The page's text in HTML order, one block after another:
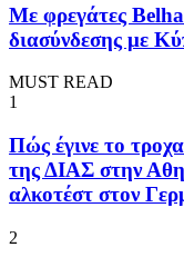
Με φρεγάτες
διασύνδεσης με
MUST READ
1
Πώς έγινε το
της ΔΙΑΣ στην
αλκοτέστ στον
2